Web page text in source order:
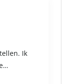
Ik